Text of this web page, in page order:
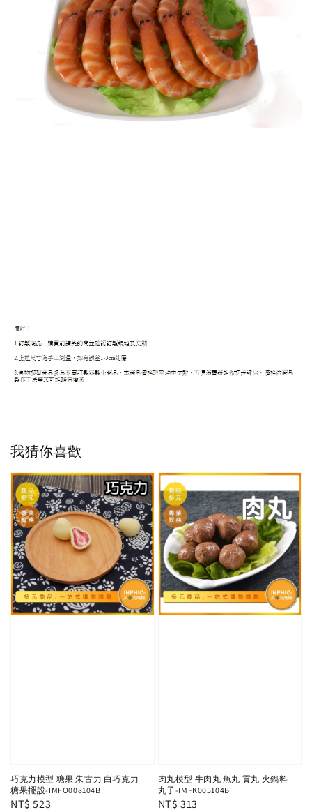
我猜你喜歡
巧克力模型 糖果 朱古力 白巧克力
糖果擺設-IMFO008104B
Regular
NT$ 523
肉丸模型 牛肉丸 魚丸 貢丸 火鍋料
丸子-IMFK005104B
Regular
NT$ 313